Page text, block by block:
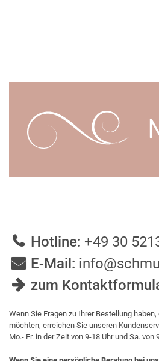
Hotline: +49 30
E-Mail:
zum
Wenn Sie Fragen zu Ihrer Bestellung
möchten, erreichen Sie unseren
Mo.- Fr. in der Zeit von 9-18 Uhr und Sa. von